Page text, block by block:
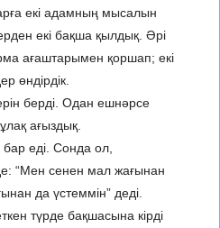
екі адамның мысалын
екі бақша қылдық. Әрі
ағаштарымен қоршап; екі
өндірдік.
берді. Одан ешнәрсе
ағыздық.
бар еді. Сонда ол,
“Мен сенен мал жағынан
да үстеммін” деді.
түрде бақшасына кірді